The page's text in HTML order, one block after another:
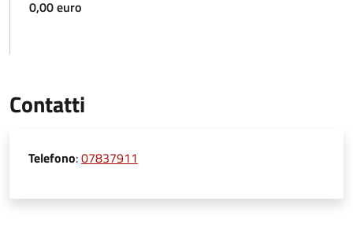
0,00 euro
Contatti
Telefono:07837911